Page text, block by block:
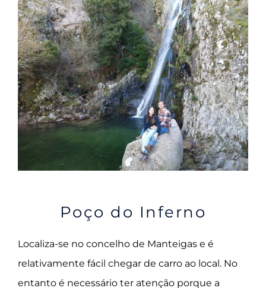
Poço do Inferno
Localiza-se no concelho de Manteigas e é
relativamente fácil chegar de carro ao local. No
entanto é necessário ter atenção porque a